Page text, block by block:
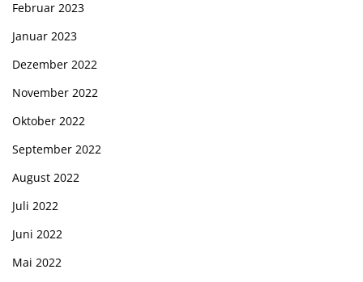
Februar 2023
Januar 2023
Dezember 2022
November 2022
Oktober 2022
September 2022
August 2022
Juli 2022
Juni 2022
Mai 2022